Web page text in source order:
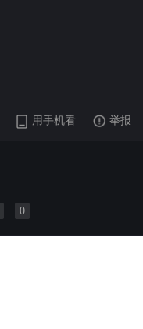
用手机看 举报
0